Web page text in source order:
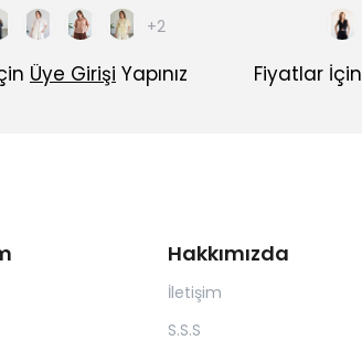
+2
Üye Girişi Yapınız Fiyatlar İçin
Hakkımızda
İletişim
S.S.S